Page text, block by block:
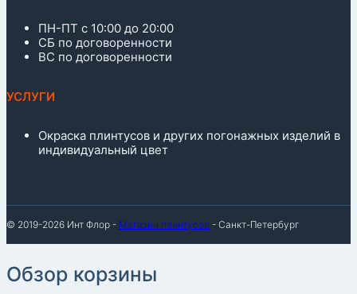
ПН-ПТ с 10:00 до 20:00
СБ по договоренности
ВС по договоренности
УСЛУГИ
Окраска плинтусов и других погонажных изделий в
индивидуальный цвет
© 2019-2026 Инт Флор - Магазин плинтусов - Санкт-Петербург
Обзор корзины